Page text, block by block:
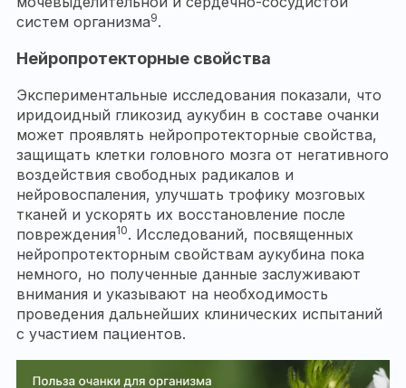
систем организма9.
Нейропротекторные свойства
Экспериментальные исследования показали, что
иридоидный гликозид аукубин в составе очанки
может проявлять нейропротекторные свойства,
защищать клетки головного мозга от негативного
воздействия свободных радикалов и
нейровоспаления, улучшать трофику мозговых
тканей и ускорять их восстановление после
повреждения10. Исследований, посвященных
нейропротекторным свойствам аукубина пока
немного, но полученные данные заслуживают
внимания и указывают на необходимость
проведения дальнейших клинических испытаний
с участием пациентов.